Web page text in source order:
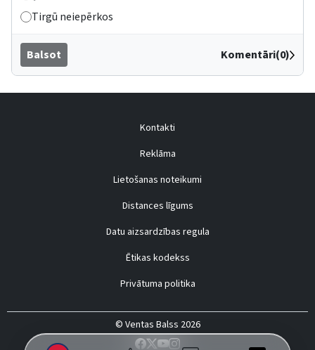
Tirgū neiepērkos
Balsot Komentāri(0)
Kontakti
Reklāma
Lietošanas noteikumi
Distances līgums
Datu aizsardzības regula
Ētikas kodekss
Privātuma politika
© Ventas Balss 2026